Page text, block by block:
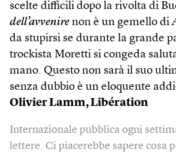
scelte difficili dopo la rivolta di
dell’avvenire non è un gemello di
da stupirsi se durante la grande
trockista Moretti si congeda
mano. Questo non sarà il suo
senza dubbio è un eloquente
Olivier Lamm, Libération
Internazionale pubblica ogni
lettere. Ci piacerebbe sapere cosa